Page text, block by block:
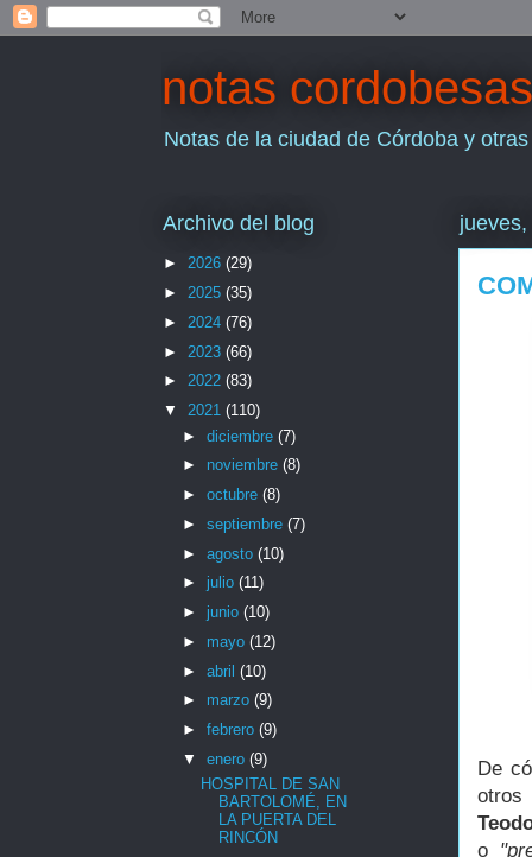
notas cordobesas
Notas de la ciudad de Córdoba y
De
otros
o
Archivo del blog
► 2026 (29)
► 2025 (35)
► 2024 (76)
► 2023 (66)
► 2022 (83)
▼ 2021 (110)
► diciembre (7)
► noviembre (8)
► octubre (8)
► septiembre (7)
► agosto (10)
► julio (11)
► junio (10)
► mayo (12)
► abril (10)
► marzo (9)
► febrero (9)
▼ enero (9)
HOSPITAL DE SAN
BARTOLOMÉ, EN
LA PUERTA DEL
RINCÓN